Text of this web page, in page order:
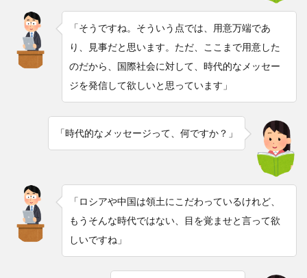
「そうですね。そういう点では、用意万端であ
り、見事だと思います。ただ、ここまで用意した
のだから、国際社会に対して、時代的なメッセー
ジを発信して欲しいと思っています」
「時代的なメッセージって、何ですか？」
「ロシアや中国は領土にこだわっているけれど、
もうそんな時代ではない、目を覚ませと言って欲
しいですね」